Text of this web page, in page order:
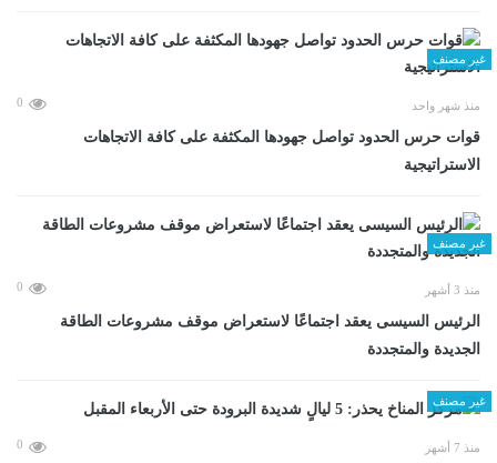
غير مصنف
منذ شهر واحد 0
قوات حرس الحدود تواصل جهودها المكثفة على كافة الاتجاهات
الاستراتيجية
غير مصنف
منذ 3 أشهر 0
الرئيس السيسى يعقد اجتماعًا لاستعراض موقف مشروعات الطاقة
الجديدة والمتجددة
غير مصنف
منذ 7 أشهر 0